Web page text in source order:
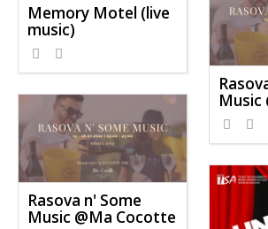
Memory Motel (live
music)
Music
Rasova n' Some
Music @Ma Cocotte